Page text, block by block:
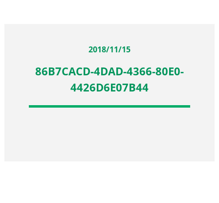
2018/11/15
86B7CACD-4DAD-4366-80E0-
4426D6E07B44